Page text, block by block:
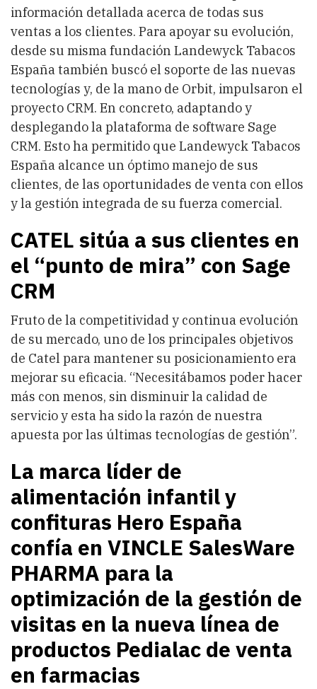
información detallada acerca de todas sus
ventas a los clientes. Para apoyar su evolución,
desde su misma fundación Landewyck Tabacos
España también buscó el soporte de las nuevas
tecnologías y, de la mano de Orbit, impulsaron el
proyecto CRM. En concreto, adaptando y
desplegando la plataforma de software Sage
CRM. Esto ha permitido que Landewyck Tabacos
España alcance un óptimo manejo de sus
clientes, de las oportunidades de venta con ellos
y la gestión integrada de su fuerza comercial.
CATEL sitúa a sus clientes en
el “punto de mira” con Sage
CRM
Fruto de la competitividad y continua evolución
de su mercado, uno de los principales objetivos
de Catel para mantener su posicionamiento era
mejorar su eficacia. “Necesitábamos poder hacer
más con menos, sin disminuir la calidad de
servicio y esta ha sido la razón de nuestra
apuesta por las últimas tecnologías de gestión”.
La marca líder de
alimentación infantil y
confituras Hero España
confía en VINCLE SalesWare
PHARMA para la
optimización de la gestión de
visitas en la nueva línea de
productos Pedialac de venta
en farmacias